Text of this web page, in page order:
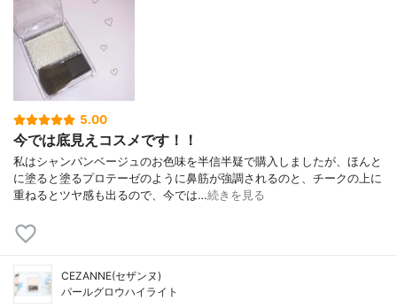
5.00
今では底見えコスメです！！
私はシャンパンベージュのお色味を半信半疑で購入しましたが、ほんと
に塗ると塗るプロテーゼのように鼻筋が強調されるのと、チークの上に
重ねるとツヤ感も出るので、今では…続きを見る
CEZANNE(セザンヌ)
パールグロウハイライト